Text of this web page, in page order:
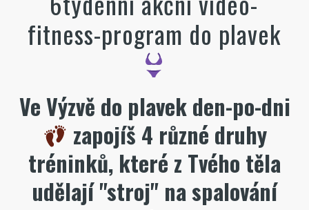
fitness-program do plavek
Ve Výzvě do plavek den-po-dni
zapojíš 4 různé druhy
tréninků, které z Tvého těla
udělají "stroj" na spalování